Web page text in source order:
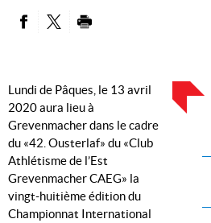
Lundi de Pâques, le 13 avril
2020 aura lieu à
Grevenmacher dans le cadre
du «42. Ousterlaf» du «Club
Athlétisme de l’Est
Grevenmacher CAEG» la
vingt-huitième édition du
Championnat International